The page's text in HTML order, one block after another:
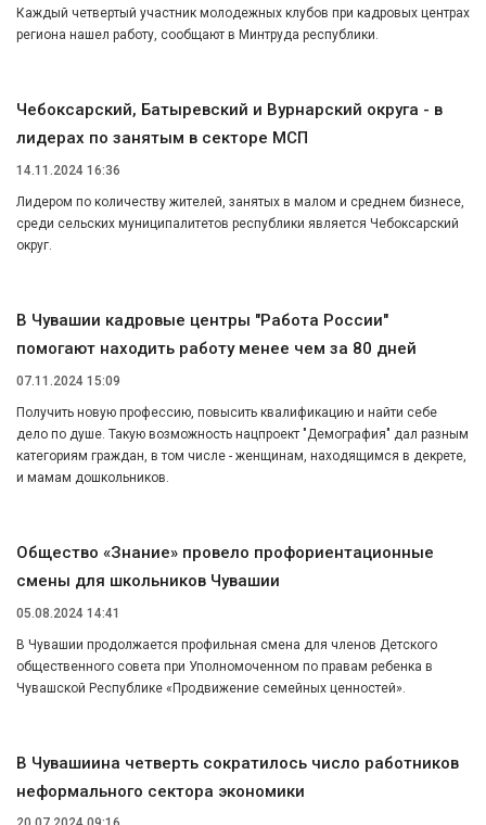
Каждый четвертый участник молодежных клубов при кадровых центрах
региона нашел работу, сообщают в Минтруда республики.
Чебоксарский, Батыревский и Вурнарский округа - в
лидерах по занятым в секторе МСП
14.11.2024 16:36
Лидером по количеству жителей, занятых в малом и среднем бизнесе,
среди сельских муниципалитетов республики является Чебоксарский
округ.
В Чувашии кадровые центры "Работа России"
помогают находить работу менее чем за 80 дней
07.11.2024 15:09
Получить новую профессию, повысить квалификацию и найти себе
дело по душе. Такую возможность нацпроект "Демография" дал разным
категориям граждан, в том числе - женщинам, находящимся в декрете,
и мамам дошкольников.
Общество «Знание» провело профориентационные
смены для школьников Чувашии
05.08.2024 14:41
В Чувашии продолжается профильная смена для членов Детского
общественного совета при Уполномоченном по правам ребенка в
Чувашской Республике «Продвижение семейных ценностей».
В Чувашиина четверть сократилось число работников
неформального сектора экономики